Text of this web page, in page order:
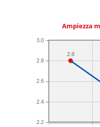
Ampiezza
2.2
2.4
2.6
2.8
3.0
2.8